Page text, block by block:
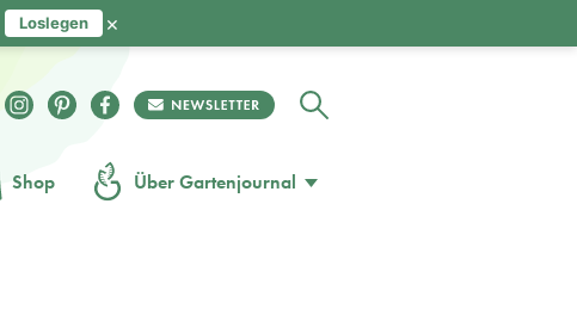
Shop Über Gartenjournal
Loslegen ×